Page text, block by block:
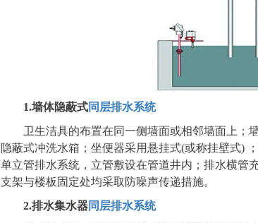
1.墙体隐蔽式同层排水系统
卫生洁具的布置在同一侧墙面或相邻墙面上；
隐蔽式冲洗水箱；坐便器采用悬挂式(或称挂壁式)
单立管排水系统，立管敷设在管道井内；排水横管
支架与楼板固定处均采取防噪声传递措施。
2.排水集水器同层排水系统